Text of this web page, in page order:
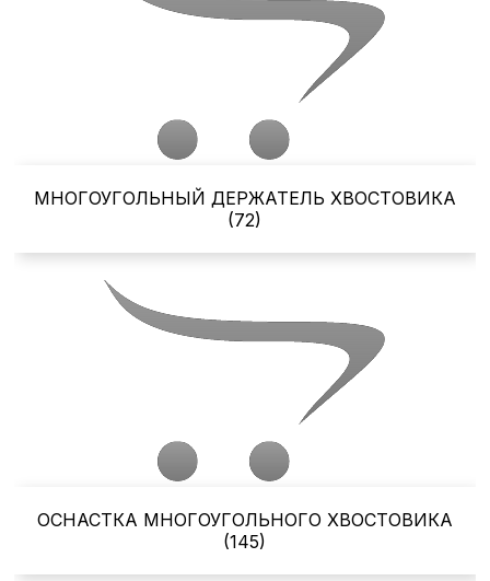
МНОГОУГОЛЬНЫЙ ДЕРЖАТЕЛЬ ХВОСТОВИКА
(72)
ОСНАСТКА МНОГОУГОЛЬНОГО ХВОСТОВИКА
(145)